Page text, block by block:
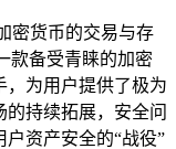
密货币的交易与存
款备受青睐的加密
，为用户提供了极为
持续拓展，安全问
资产安全的“战役”